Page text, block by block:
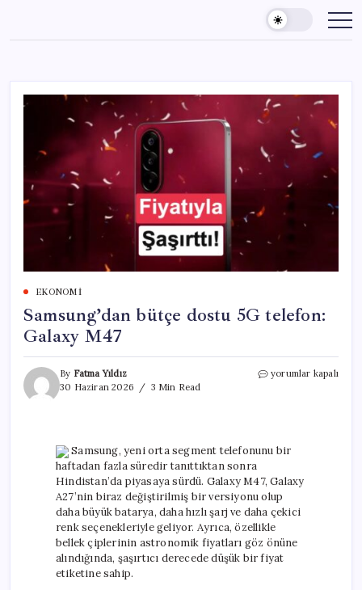
content
EKONOMI
Samsung’dan bütçe dostu 5G telefon:
Galaxy M47
By Fatma Yıldız
30 Haziran 2026
3 Min Read
Samsung’dan
M47
yorumlar kapalı
Samsung, yeni orta segment telefonunu bir
haftadan fazla süredir tanıttıktan sonra
Hindistan’da piyasaya sürdü. Galaxy M47, Galaxy
A27’nin biraz değiştirilmiş bir versiyonu olup
daha büyük batarya, daha hızlı şarj ve daha çekici
renk seçenekleriyle geliyor. Ayrıca, özellikle
bellek çiplerinin astronomik fiyatları göz önüne
alındığında, şaşırtıcı derecede düşük bir fiyat
etiketine sahip.